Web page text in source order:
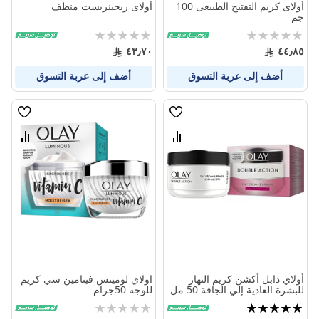
أولاى كريم التفتيح الطبيعى 100
جم
Rating:
0%
٤٤٫٨٥
أضف إلى عربة التسوق
أولاى ريجينريست منظف
Rating:
0%
٤٣٫٧٠
أضف إلى عربة التسوق
قائمة
قارن
بين
المنتجات
أولاي دابل أكشن كريم النهار
للبشرة العادية إلي الجافة 50 مل
تقييم:
قائمة
قارن
بين
اولاي لومينس فيتامين سي كريم
للوجه 50جرام
Rating: